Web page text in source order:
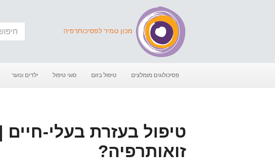
מכון טמיר לפסיכותרפיה
פסיכולוגים מומלצים טיפול בזום סוגי טיפול ילדים ונוער
טיפול בעזרת בעלי-
זואותרפיה?